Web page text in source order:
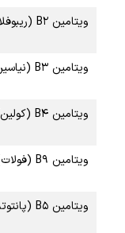
ویتامین B2 (ریبوفلاوین)
ویتامین B3 (نیاسین)
ویتامین B4 (کولین)
ویتامین B9 (فولات)
ویتامین B5 (پانتوتنیک اسید)